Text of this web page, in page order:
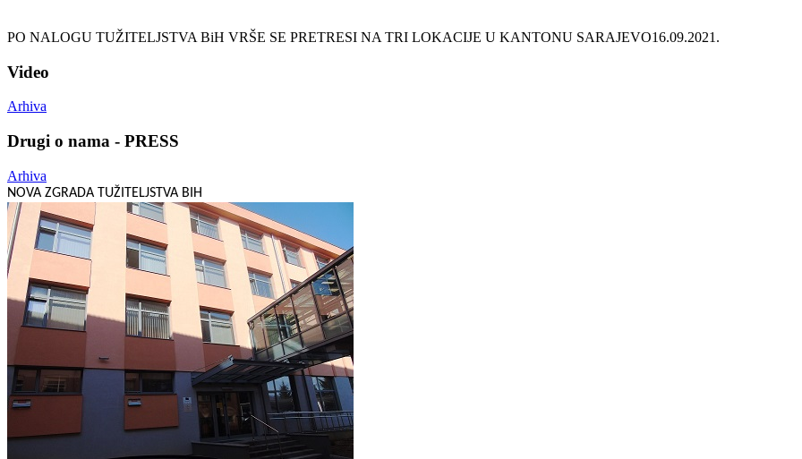
PO NALOGU TUŽITELJSTVA BiH VRŠE SE PRETRESI NA TRI LOKACIJE U KANTONU SARAJEVO16.09.2021.
Video
Arhiva
Drugi o nama - PRESS
Arhiva
NOVA ZGRADA TUŽITELJSTVA BIH